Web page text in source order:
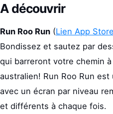
A découvrir
Run Roo Run (Lien App Store
Bondissez et sautez par
qui barreront votre chemin
australien! Run Roo Run
avec un écran par niveau
et différents à chaque fois.